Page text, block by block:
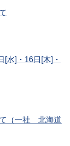
水]・16日[木]・
て（一社 北海道